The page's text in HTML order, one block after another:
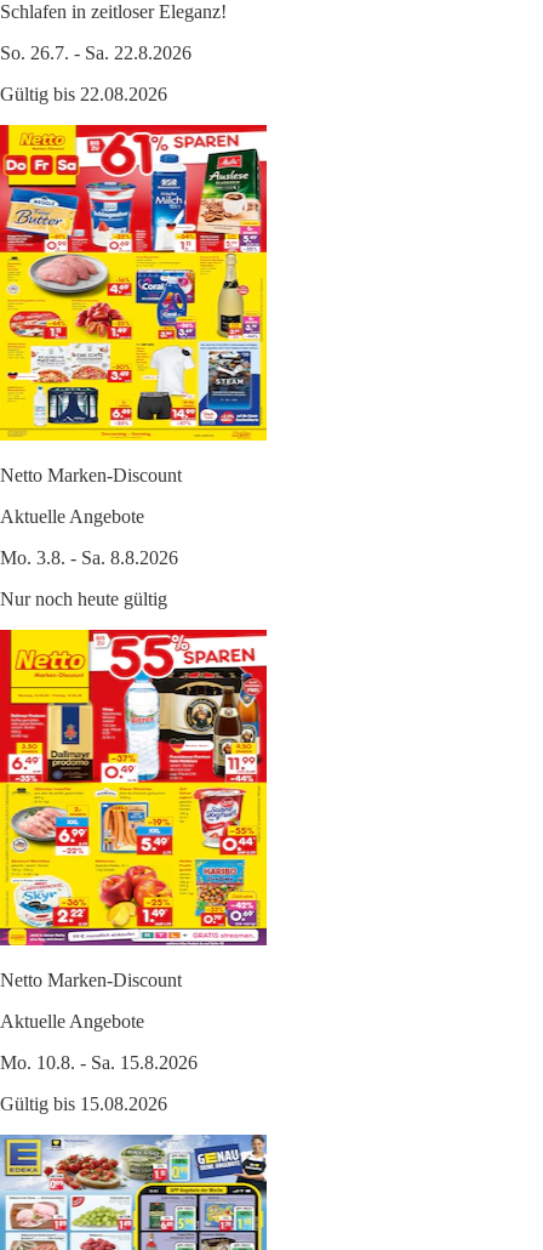
Schlafen in zeitloser Eleganz!
So. 26.7. - Sa. 22.8.2026
Gültig bis 22.08.2026
Netto Marken-Discount
Aktuelle Angebote
Mo. 3.8. - Sa. 8.8.2026
Nur noch heute gültig
Netto Marken-Discount
Aktuelle Angebote
Mo. 10.8. - Sa. 15.8.2026
Gültig bis 15.08.2026